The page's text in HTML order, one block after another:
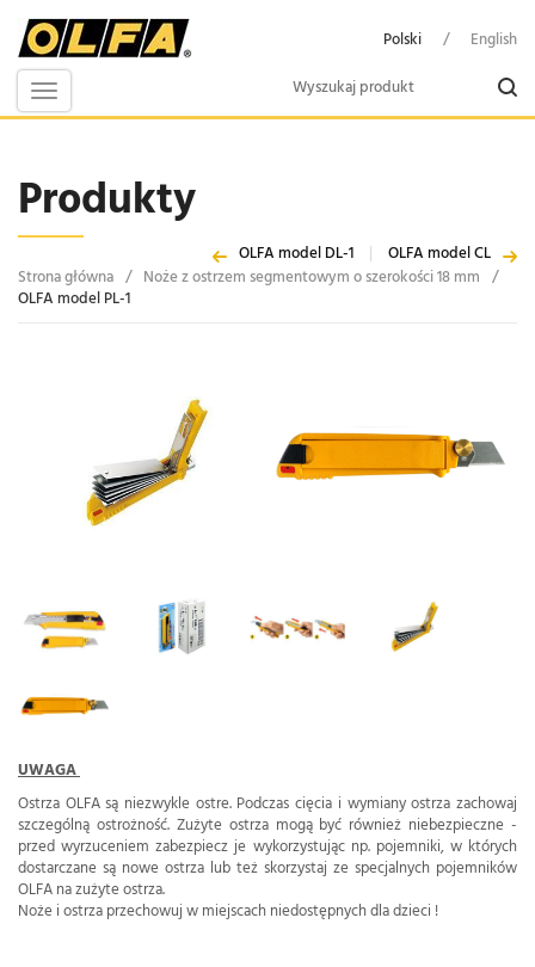
Polski / English
Toggle
navigation
Produkty
Strona główna / Noże z ostrzem segmentowym o szerokości 18 mm /
OLFA model PL-1
OLFA model DL-1 | OLFA model CL
UWAGA
Ostrza OLFA są niezwykle ostre. Podczas cięcia i wymiany ostrza zachowaj
szczególną ostrożność. Zużyte ostrza mogą być również niebezpieczne -
przed wyrzuceniem zabezpiecz je wykorzystując np. pojemniki, w których
dostarczane są nowe ostrza lub też skorzystaj ze specjalnych pojemników
OLFA na zużyte ostrza.
Noże i ostrza przechowuj w miejscach niedostępnych dla dzieci !